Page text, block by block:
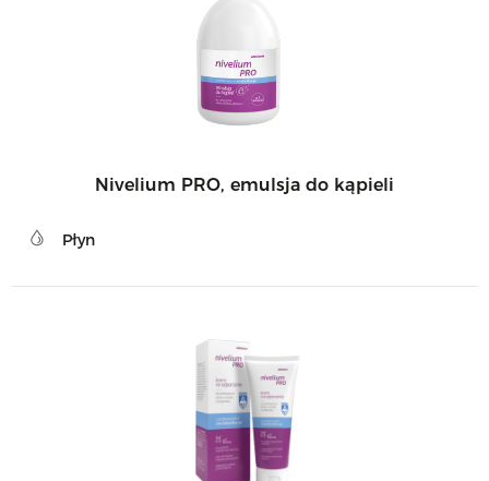
Nivelium PRO, emulsja do kąpieli
Płyn